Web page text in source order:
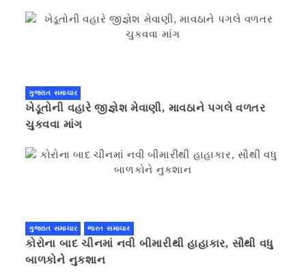
ગુજરાત સમાચાર
ખેડૂતોની વહારે જીજ્ઞેશ મેવાણી, માવઠાને પગલે વળતર
ચુકવવા માંગ
ગુજરાત સમાચાર ભારત સમાચાર
કોરોના બાદ ચીનમાં નવી બીમારીથી હાહાકાર, સૌથી વધુ
બાળકોને નુકશાન